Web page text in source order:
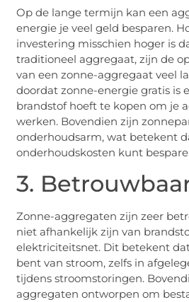
Op de lange termijn kan een
energie je veel geld besparen.
investering misschien hoger is
traditioneel aggregaat, zijn de
van een zonne-aggregaat veel
doordat zonne-energie gratis is
brandstof hoeft te kopen om je
werken. Bovendien zijn
onderhoudsarm, wat betekent
onderhoudskosten kunt
3.
Zonne-aggregaten zijn zeer
niet afhankelijk zijn van
elektriciteitsnet. Dit betekent
bent van stroom, zelfs in
tijdens stroomstoringen.
aggregaten ontworpen om